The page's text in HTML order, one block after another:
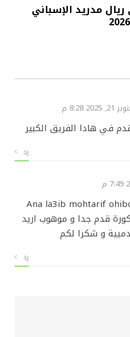
مدريد الإسباني
2025 8:28 م
في هادا الفريق الكبير
رد
Ana la3ib mohtarif
قدم جدا و موهوب اريد
و شكرا لكم
رد